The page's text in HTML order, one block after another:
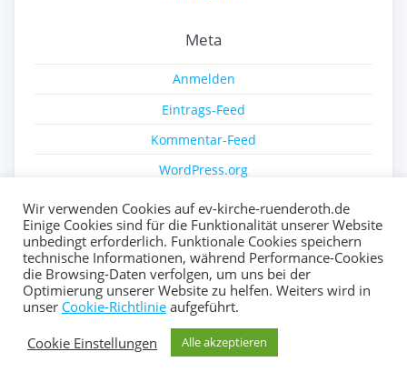
Meta
Anmelden
Eintrags-Feed
Kommentar-Feed
WordPress.org
© 2026 Ev. Kirche Ründeroth. Erstellt mit WordPress und
Highlight Theme
Wir verwenden Cookies auf ev-kirche-ruenderoth.de
Einige Cookies sind für die Funktionalität unserer Website
unbedingt erforderlich. Funktionale Cookies speichern
technische Informationen, während Performance-Cookies
die Browsing-Daten verfolgen, um uns bei der
Optimierung unserer Website zu helfen. Weiters wird in
unser Cookie-Richtlinie aufgeführt.
Cookie Einstellungen
Alle akzeptieren